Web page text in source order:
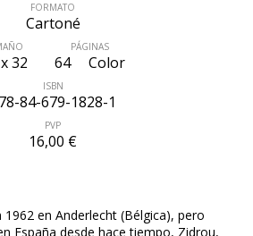
FORMATO
Cartoné
32
PÁGINAS
64 Color
ISBN
84-679-1828-1
PVP
16,00 €
1962 en Anderlecht (Bélgica), pero
España desde hace tiempo, Zidrou,